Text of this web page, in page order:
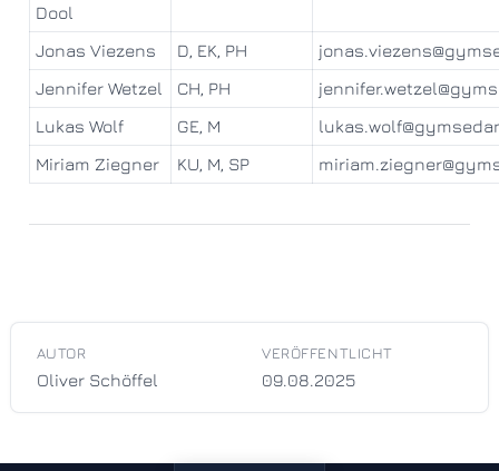
Dool
Jonas Viezens D, EK, PH
Jennifer Wetzel
CH, PH
Lukas Wolf
GE, M
Miriam Ziegner
KU, M, SP
AUTOR
Oliver Schöffel
VERÖFFENTLICHT
09.08.2025